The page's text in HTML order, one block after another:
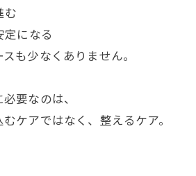
む
になる
も少なくありません。
要なのは、
ケアではなく、整えるケア。